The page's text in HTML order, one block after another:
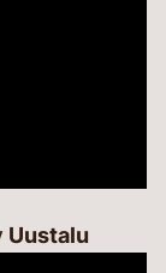
Uustalu